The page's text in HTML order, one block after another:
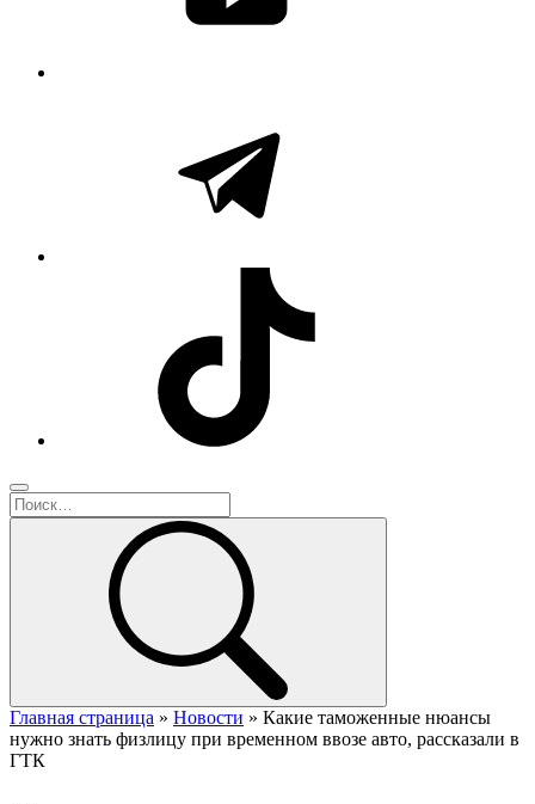
Главная страница » Новости » Какие таможенные нюансы
нужно знать физлицу при временном ввозе авто, рассказали в
ГТК